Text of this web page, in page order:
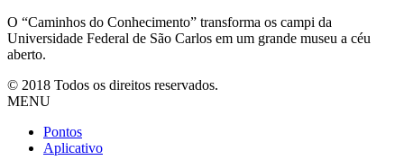
O “Caminhos do Conhecimento” transforma os campi da
Universidade Federal de São Carlos em um grande museu a céu
aberto.
© 2018 Todos os direitos reservados.
MENU
Pontos
Aplicativo